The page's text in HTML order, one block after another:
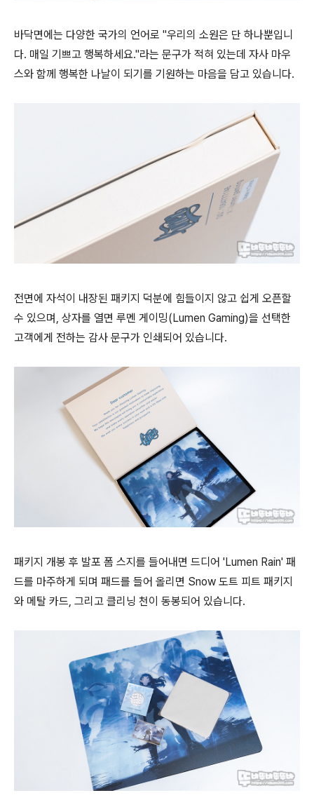
바닥면에는 다양한 국가의 언어로 "우리의 소원은 단 하나뿐입니
다. 매일 기쁘고 행복하세요."라는 문구가 적혀 있는데 자사 마우
스와 함께 행복한 나날이 되기를 기원하는 마음을 담고 있습니다.
전면에 자석이 내장된 패키지 덕분에 힘들이지 않고 쉽게 오픈할
수 있으며, 상자를 열면 루멘 게이밍(Lumen Gaming)을 선택한
고객에게 전하는 감사 문구가 인쇄되어 있습니다.
패키지 개봉 후 발포 폼 스지를 들어내면 드디어 'Lumen Rain' 패
드를 마주하게 되며 패드를 들어 올리면 Snow 도트 피트 패키지
와 메탈 카드, 그리고 클리닝 천이 동봉되어 있습니다.